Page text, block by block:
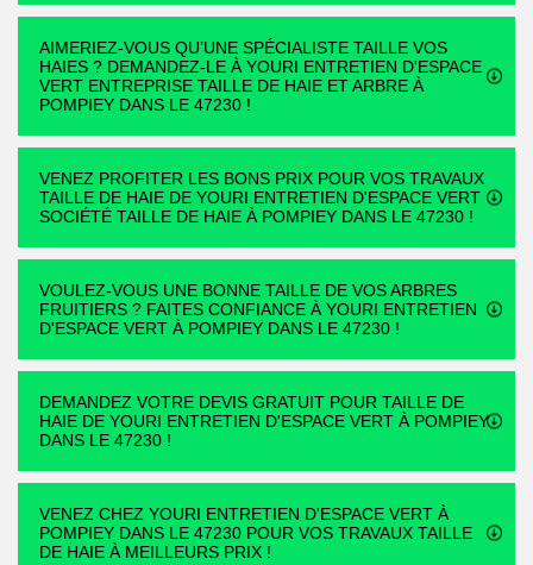
AIMERIEZ-VOUS QU’UNE SPÉCIALISTE TAILLE VOS
HAIES ? DEMANDEZ-LE À YOURI ENTRETIEN D'ESPACE
VERT ENTREPRISE TAILLE DE HAIE ET ARBRE À
POMPIEY DANS LE 47230 !
VENEZ PROFITER LES BONS PRIX POUR VOS TRAVAUX
TAILLE DE HAIE DE YOURI ENTRETIEN D'ESPACE VERT
SOCIÉTÉ TAILLE DE HAIE À POMPIEY DANS LE 47230 !
VOULEZ-VOUS UNE BONNE TAILLE DE VOS ARBRES
FRUITIERS ? FAITES CONFIANCE À YOURI ENTRETIEN
D'ESPACE VERT À POMPIEY DANS LE 47230 !
DEMANDEZ VOTRE DEVIS GRATUIT POUR TAILLE DE
HAIE DE YOURI ENTRETIEN D'ESPACE VERT À POMPIEY
DANS LE 47230 !
VENEZ CHEZ YOURI ENTRETIEN D'ESPACE VERT À
POMPIEY DANS LE 47230 POUR VOS TRAVAUX TAILLE
DE HAIE À MEILLEURS PRIX !